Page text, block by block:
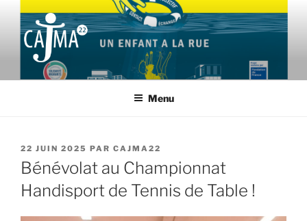
contenu
principal
CAJMA22
Collectif d'Aide aux Jeunes Migrants et leurs Accompagnants des
Menu
PUBLIÉ
LE
22 JUIN 2025 PAR CAJMA22
Bénévolat au Championnat
Handisport de Tennis de Table !